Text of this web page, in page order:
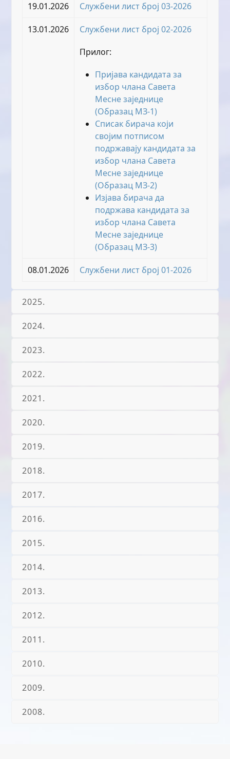
19.01.2026 Службени лист број 03-2026
13.01.2026
Службени лист број 02-2026
Прилог:
Пријава кандидата за
избор члана Савета
Месне заједнице
(Образац МЗ-1)
Списак бирача који
својим потписом
подржавају кандидата за
избор члана Савета
Месне заједнице
(Образац МЗ-2)
Изјава бирача да
подржава кандидата за
избор члана Савета
Месне заједнице
(Образац МЗ-3)
08.01.2026 Службени лист број 01-2026
2025.
2024.
2023.
2022.
2021.
2020.
2019.
2018.
2017.
2016.
2015.
2014.
2013.
2012.
2011.
2010.
2009.
2008.